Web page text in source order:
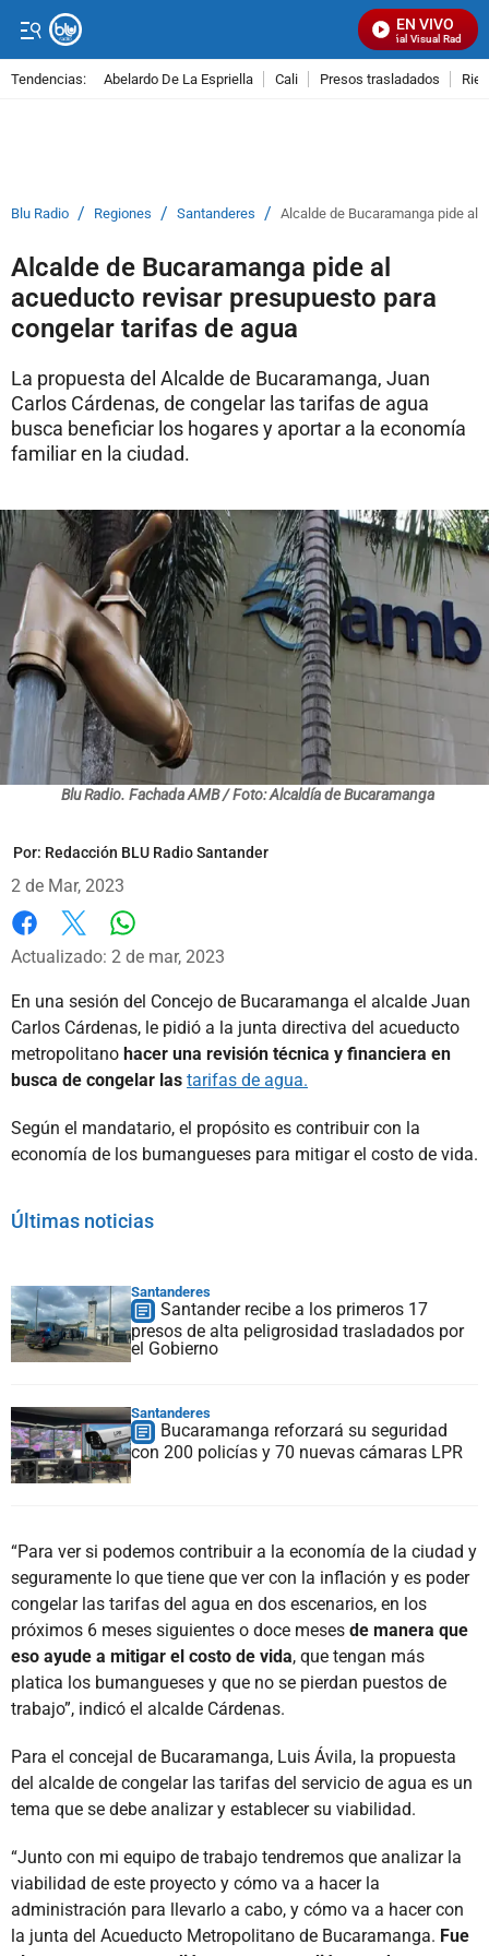
EN VIVO
Señal Visual Radio
Tendencias: Abelardo De La Espriella Cali Presos trasladados
Blu Radio / Regiones / Santanderes / Alcalde de Bucaramanga pide al
Alcalde de Bucaramanga pide al
acueducto revisar presupuesto para
congelar tarifas de agua
La propuesta del Alcalde de Bucaramanga, Juan
Carlos Cárdenas, de congelar las tarifas de agua
busca beneficiar los hogares y aportar a la economía
familiar en la ciudad.
Blu Radio. Fachada AMB / Foto: Alcaldía de Bucaramanga
Por: Redacción BLU Radio Santander
2 de Mar, 2023
Facebook
X
Actualizado: 2 de mar, 2023
En una sesión del Concejo de Bucaramanga el alcalde Juan
Carlos Cárdenas, le pidió a la junta directiva del acueducto
metropolitano hacer una revisión técnica y financiera en
busca de congelar las tarifas de agua.
Según el mandatario, el propósito es contribuir con la
economía de los bumangueses para mitigar el costo de vida.
Últimas noticias
Santanderes
Santander recibe a los primeros 17
presos de alta peligrosidad trasladados por
el Gobierno
Santanderes
Bucaramanga reforzará su seguridad
con 200 policías y 70 nuevas cámaras LPR
“Para ver si podemos contribuir a la economía de la ciudad y
seguramente lo que tiene que ver con la inflación y es poder
congelar las tarifas del agua en dos escenarios, en los
próximos 6 meses siguientes o doce meses de manera que
eso ayude a mitigar el costo de vida, que tengan más
platica los bumangueses y que no se pierdan puestos de
trabajo”, indicó el alcalde Cárdenas.
Para el concejal de Bucaramanga, Luis Ávila, la propuesta
del alcalde de congelar las tarifas del servicio de agua es un
tema que se debe analizar y establecer su viabilidad.
“Junto con mi equipo de trabajo tendremos que analizar la
viabilidad de este proyecto y cómo va a hacer la
administración para llevarlo a cabo, y cómo va a hacer con
la junta del Acueducto Metropolitano de Bucaramanga. Fue